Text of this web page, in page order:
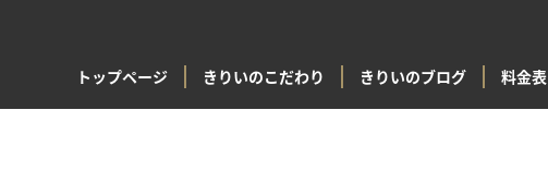
トップページ きりいのこだわり きりいのブログ 料金表